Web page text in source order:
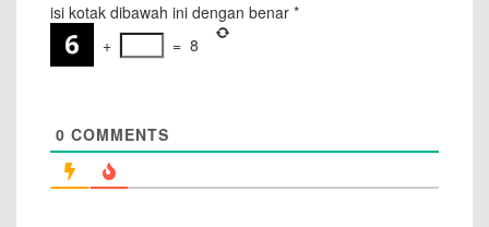
isi kotak dibawah ini dengan benar *
+
= 8
0 COMMENTS